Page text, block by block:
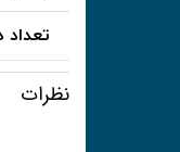
تعداد
نظرات